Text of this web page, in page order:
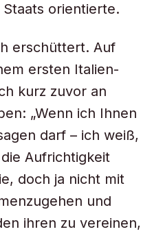
orientierte.
erschüttert. Auf
ersten Italien-
kurz zuvor an
„Wenn ich Ihnen
darf – ich weiß,
Aufrichtigkeit
doch ja nicht mit
und
ihren zu vereinen,